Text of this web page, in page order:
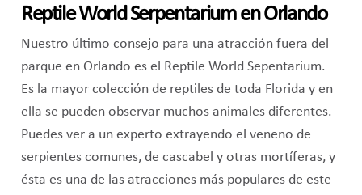
Reptile World Serpentarium en Orlando
Nuestro último consejo para una atracción fuera del
parque en Orlando es el Reptile World Sepentarium.
Es la mayor colección de reptiles de toda Florida y en
ella se pueden observar muchos animales diferentes.
Puedes ver a un experto extrayendo el veneno de
serpientes comunes, de cascabel y otras mortíferas, y
ésta es una de las atracciones más populares de este